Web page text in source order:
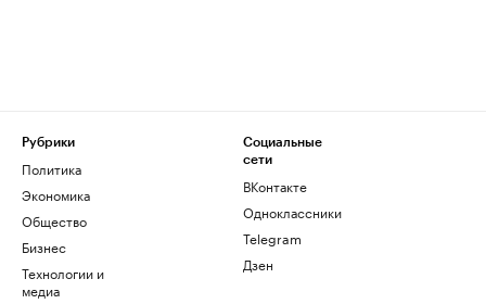
Рубрики
Политика
Экономика
Общество
Бизнес
Технологии и
медиа
Социальные
сети
ВКонтакте
Одноклассники
Telegram
Дзен